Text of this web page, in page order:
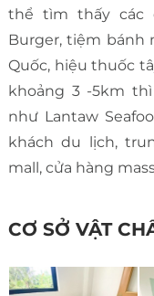
thể tìm thấy các
Burger, tiệm bánh
Quốc, hiệu thuốc
khoảng 3 -5km
như Lantaw
khách du lịch,
mall, cửa hàng
CƠ SỞ VẬT